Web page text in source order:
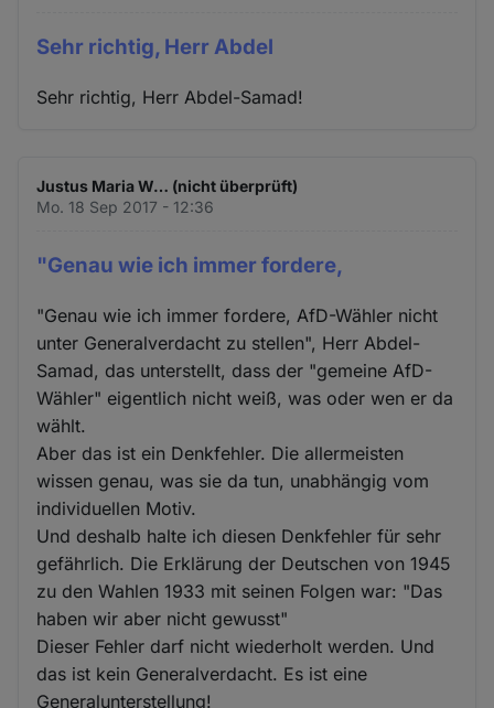
Sehr richtig, Herr Abdel
Sehr richtig, Herr Abdel-Samad!
Justus Maria W… (nicht überprüft)
Mo. 18 Sep 2017 - 12:36
"Genau wie ich immer fordere,
"Genau wie ich immer fordere, AfD-Wähler nicht
unter Generalverdacht zu stellen", Herr Abdel-
Samad, das unterstellt, dass der "gemeine AfD-
Wähler" eigentlich nicht weiß, was oder wen er da
wählt.
Aber das ist ein Denkfehler. Die allermeisten
wissen genau, was sie da tun, unabhängig vom
individuellen Motiv.
Und deshalb halte ich diesen Denkfehler für sehr
gefährlich. Die Erklärung der Deutschen von 1945
zu den Wahlen 1933 mit seinen Folgen war: "Das
haben wir aber nicht gewusst"
Dieser Fehler darf nicht wiederholt werden. Und
das ist kein Generalverdacht. Es ist eine
Generalunterstellung!